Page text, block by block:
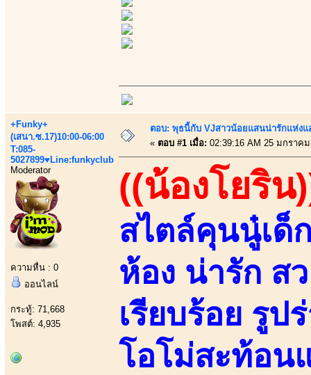
+Funky+
(เสนา.ซ.17)10:00-06:00
T:085-
5027899♥Line:funkyclub
Moderator
ความหื่น : 0
ออนไลน์
กระทู้: 71,668
โพสต์: 4,935
ตอบ: พุธนี้กับ VJสาวน้อยแสนน่ารักแห่งแ
« ตอบ #1 เมื่อ: 02:39:16 AM 25 มกราค
((น้องโยริน
สไตล์คุนนู๋เด็
ห้อง น่ารัก ส
เรียบร้อย รูป
โอโม่สะท้อน